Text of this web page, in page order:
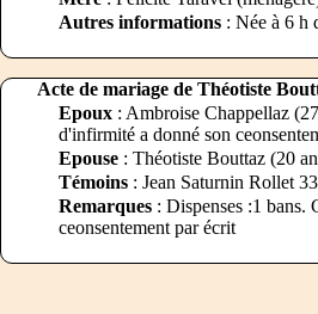
Autres informations : Née à 6 h
Acte de mariage de Théotiste
Epoux : Ambroise Chappellaz
d'infirmité a donné son
Epouse : Théotiste Bouttaz (20
Témoins : Jean Saturnin Rollet
Remarques : Dispenses :1 bans.
ceonsentement par écrit